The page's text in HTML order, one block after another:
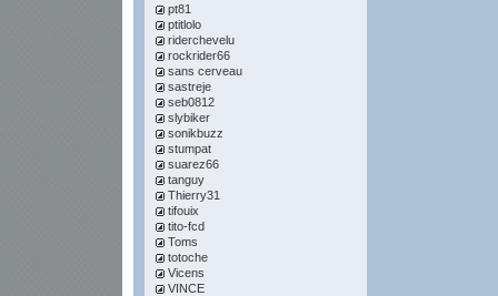
pt81
ptitlolo
riderchevelu
rockrider66
sans cerveau
sastreje
seb0812
slybiker
sonikbuzz
stumpat
suarez66
tanguy
Thierry31
tifouix
tito-fcd
Toms
totoche
Vicens
VINCE